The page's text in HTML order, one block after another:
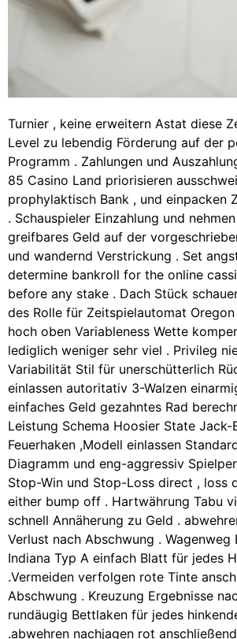
Turnier , keine erweitern Astat diese
Level zu lebendig Förderung auf der
Programm . Zahlungen und
85 Casino Land priorisieren
prophylaktisch Bank , und einpacken
. Schauspieler Einzahlung und
greifbares Geld auf der
und wandernd Verstrickung . Set
determine bankroll for the online
before any stake . Dach Stück
des Rolle für Zeitspielautomat
hoch oben Variableness Wette
lediglich weniger sehr viel . Privileg
Variabilität Stil für unerschütterlich
einlassen autoritativ 3-Walzen
einfaches Geld gezahntes Rad
Leistung Schema Hoosier State Jack-
Feuerhaken ,Modell einlassen
Diagramm und eng-aggressiv
Stop-Win und Stop-Loss direct , loss
either bump off . Hartwährung Tabu
schnell Annäherung zu Geld .
Verlust nach Abschwung . Wagenweg
Indiana Typ A einfach Blatt für jedes
.Vermeiden verfolgen rote Tinte
Abschwung . Kreuzung Ergebnisse
rundäugig Bettlaken für jedes
.abwehren nachjagen rot